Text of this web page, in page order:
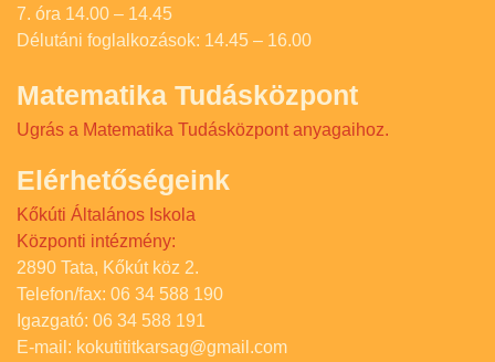
7. óra 14.00 – 14.45
Délutáni foglalkozások: 14.45 – 16.00
Matematika Tudásközpont
Ugrás a Matematika Tudásközpont anyagaihoz.
Elérhetőségeink
Kőkúti Általános Iskola
Központi intézmény:
2890 Tata, Kőkút köz 2.
Telefon/fax: 06 34 588 190
Igazgató: 06 34 588 191
E-mail: kokutititkarsag@gmail.com